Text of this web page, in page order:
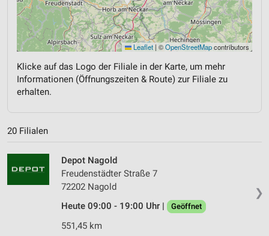
Leaflet | ©OpenStreetMapcontributors
Klicke auf das Logo der Filiale in der Karte, um mehr
Informationen (Öffnungszeiten & Route) zur Filiale zu
erhalten.
20 Filialen
❯
Depot Nagold
Freudenstädter Straße 7
72202 Nagold
Heute 09:00 - 19:00 Uhr |
Geöffnet
551,45 km